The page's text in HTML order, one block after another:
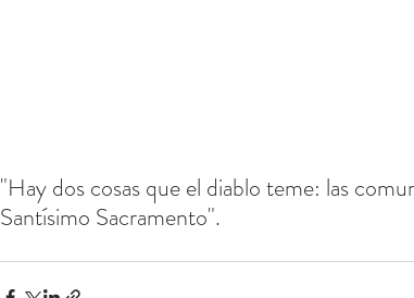
"Hay dos cosas que el diablo teme: las
Santísimo Sacramento".